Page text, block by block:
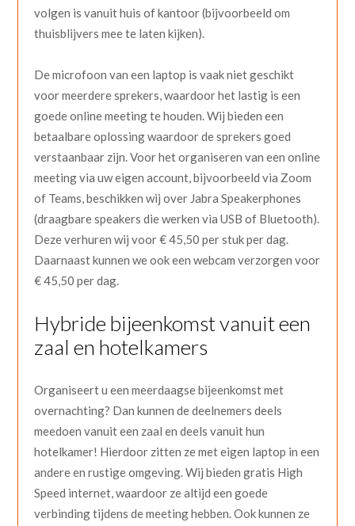
volgen is vanuit huis of kantoor (bijvoorbeeld om
thuisblijvers mee te laten kijken).
De microfoon van een laptop is vaak niet geschikt
voor meerdere sprekers, waardoor het lastig is een
goede online meeting te houden. Wij bieden een
betaalbare oplossing waardoor de sprekers goed
verstaanbaar zijn. Voor het organiseren van een online
meeting via uw eigen account, bijvoorbeeld via Zoom
of Teams, beschikken wij over Jabra Speakerphones
(draagbare speakers die werken via USB of Bluetooth).
Deze verhuren wij voor € 45,50 per stuk per dag.
Daarnaast kunnen we ook een webcam verzorgen voor
€ 45,50 per dag.
Hybride bijeenkomst vanuit een
zaal en hotelkamers
Organiseert u een meerdaagse bijeenkomst met
overnachting? Dan kunnen de deelnemers deels
meedoen vanuit een zaal en deels vanuit hun
hotelkamer! Hierdoor zitten ze met eigen laptop in een
andere en rustige omgeving. Wij bieden gratis High
Speed internet, waardoor ze altijd een goede
verbinding tijdens de meeting hebben. Ook kunnen ze